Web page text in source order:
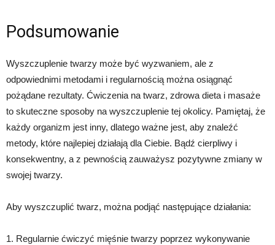
Podsumowanie
Wyszczuplenie twarzy może być wyzwaniem, ale z
odpowiednimi metodami i regularnością można osiągnąć
pożądane rezultaty. Ćwiczenia na twarz, zdrowa dieta i masaże
to skuteczne sposoby na wyszczuplenie tej okolicy. Pamiętaj, że
każdy organizm jest inny, dlatego ważne jest, aby znaleźć
metody, które najlepiej działają dla Ciebie. Bądź cierpliwy i
konsekwentny, a z pewnością zauważysz pozytywne zmiany w
swojej twarzy.
Aby wyszczuplić twarz, można podjąć następujące działania:
1. Regularnie ćwiczyć mięśnie twarzy poprzez wykonywanie